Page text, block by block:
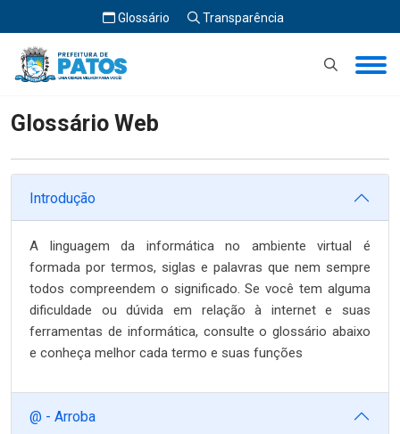
Glossário Transparência
Início Glossário Web
Glossário Web
Introdução
A linguagem da informática no ambiente virtual é
formada por termos, siglas e palavras que nem sempre
todos compreendem o significado. Se você tem alguma
dificuldade ou dúvida em relação à internet e suas
ferramentas de informática, consulte o glossário abaixo
e conheça melhor cada termo e suas funções
@ - Arroba